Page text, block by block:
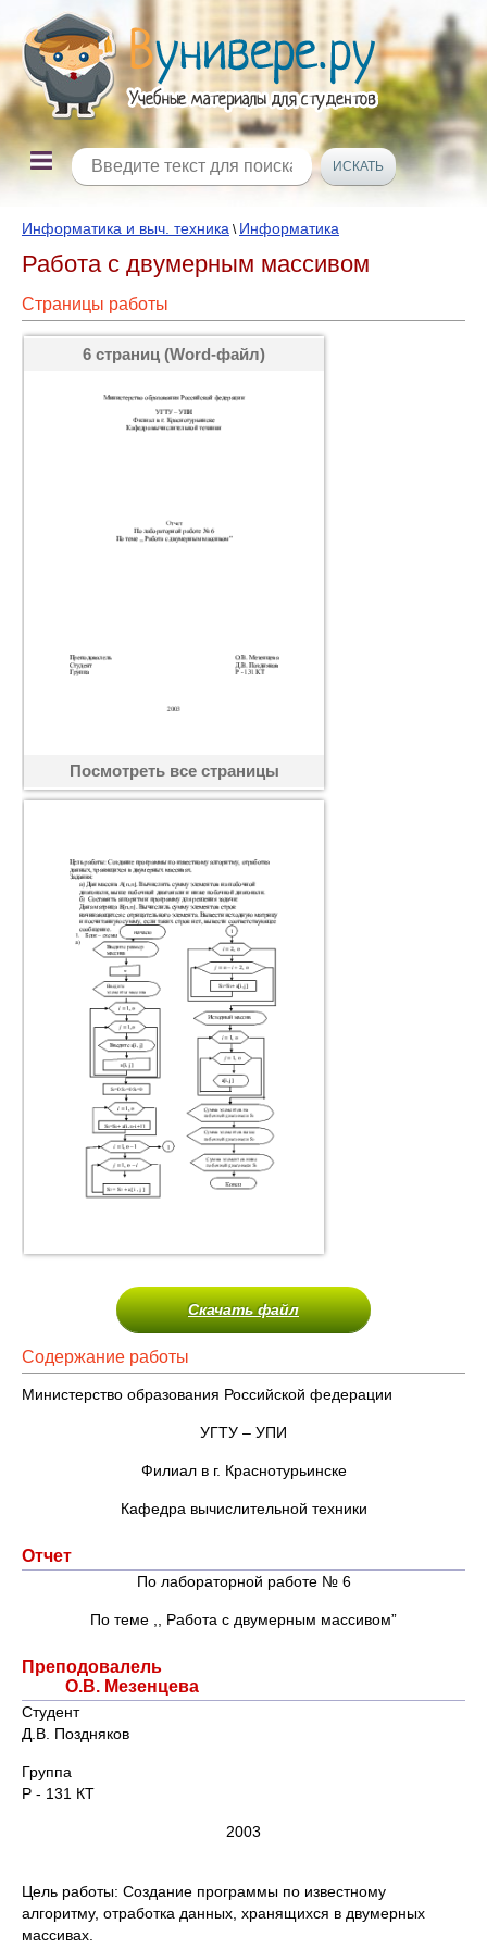
Информатика и выч. техника \ Информатика
Работа с двумерным массивом
Страницы работы
6 страниц (Word-файл)
Посмотреть все страницы
Скачать файл
Содержание работы
Министерство образования Российской федерации
УГТУ – УПИ
Филиал в г. Краснотурьинске
Кафедра вычислительной техники
Отчет
По лабораторной работе № 6
По теме ,, Работа с двумерным массивом”
Преподовалель
О.В. Мезенцева
Студент
Д.В. Поздняков
Группа
Р - 131 КТ
2003
Цель работы: Создание программы по известному
алгоритму, отработка данных, хранящихся в двумерных
массивах.